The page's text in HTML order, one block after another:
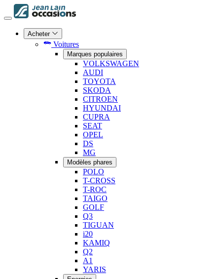
Acheter
Voitures
Marques populaires
VOLKSWAGEN
AUDI
TOYOTA
SKODA
CITROEN
HYUNDAI
CUPRA
SEAT
OPEL
DS
MG
Modèles phares
POLO
T-CROSS
T-ROC
TAIGO
GOLF
Q3
TIGUAN
i20
KAMIQ
Q2
A1
YARIS